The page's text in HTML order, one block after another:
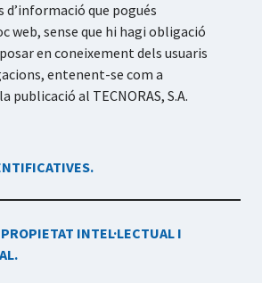
d’informació que pogués
web, sense que hi hagi obligació
en coneixement dels usuaris
entenent-se com a
publicació al TECNORAS, S.A.
INTEL·LECTUAL I